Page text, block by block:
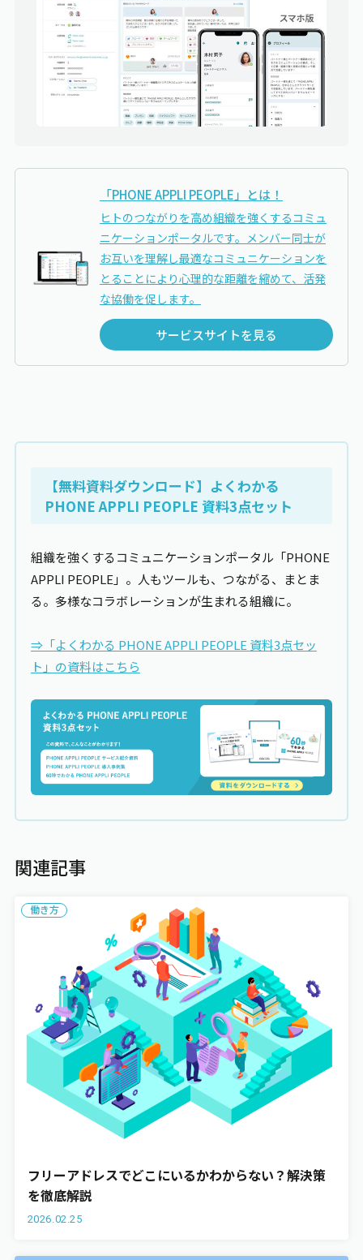
「PHONEAPPLI PEOPLE 」とは！
ヒトのつながりを高め組織を強くするコミュ
ニケーションポータルです。メンバー同士が
お互いを理解し最適なコミュニケーションを
とることにより心理的な距離を縮めて、活発
な協働を促します。
サービスサイトを見る
【無料資料ダウンロード】よくわかる
PHONE APPLI PEOPLE 資料3点セット
組織を強くするコミュニケーションポータル「PHONE
APPLI PEOPLE」。人もツールも、つながる、まとま
る。多様なコラボレーションが生まれる組織に。
⇒「よくわかる PHONE APPLI PEOPLE資料3点セッ
ト」の資料はこちら
関連記事
働き方
フリーアドレスでどこにいるかわからない？解決策
を徹底解説
2026.02.25